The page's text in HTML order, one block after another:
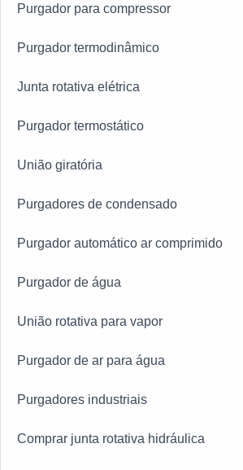
Purgador para compressor
Purgador termodinâmico
Junta rotativa elétrica
Purgador termostático
União giratória
Purgadores de condensado
Purgador automático ar comprimido
Purgador de água
União rotativa para vapor
Purgador de ar para água
Purgadores industriais
Comprar junta rotativa hidráulica